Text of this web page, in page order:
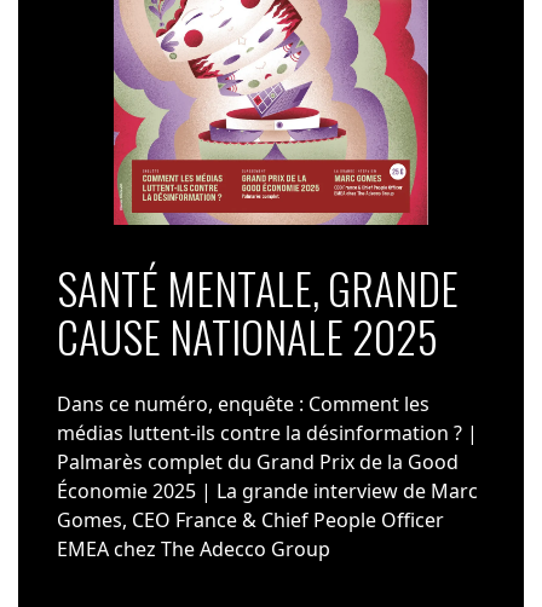
SANTÉ MENTALE, GRANDE
CAUSE NATIONALE 2025
Dans ce numéro, enquête : Comment les
médias luttent-ils contre la désinformation ? |
Palmarès complet du Grand Prix de la Good
Économie 2025 | La grande interview de Marc
Gomes, CEO France & Chief People Officer
EMEA chez The Adecco Group